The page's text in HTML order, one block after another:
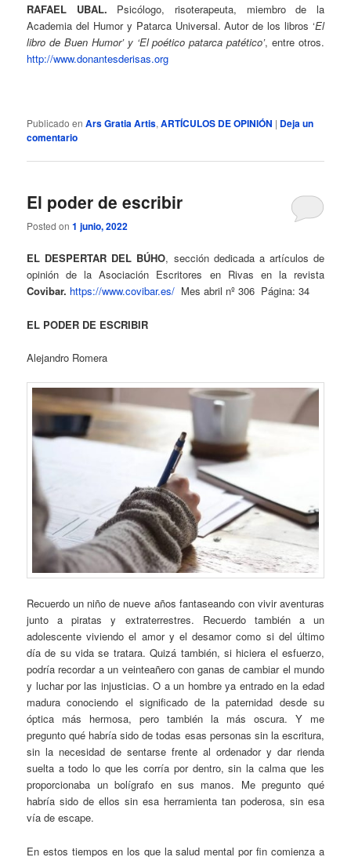
RAFAEL UBAL. Psicólogo, risoterapeuta, miembro de la
Academia del Humor y Patarca Universal. Autor de los libros ‘El
libro de Buen Humor’ y ‘El poético patarca patético’, entre otros.
http://www.donantesderisas.org
Publicado en Ars Gratia Artis,ARTÍCULOS DE OPINIÓN | Deja un
comentario
El poder de escribir
Posted on1 junio, 2022
EL DESPERTAR DEL BÚHO, sección dedicada a artículos de
opinión de la Asociación Escritores en Rivas en la revista
Covibar. https://www.covibar.es/ Mes abril nº 306 Página: 34
EL PODER DE ESCRIBIR
Alejandro Romera
Recuerdo un niño de nueve años fantaseando con vivir aventuras
junto a piratas y extraterrestres. Recuerdo también a un
adolescente viviendo el amor y el desamor como si del último
día de su vida se tratara. Quizá también, si hiciera el esfuerzo,
podría recordar a un veinteañero con ganas de cambiar el mundo
y luchar por las injusticias. O a un hombre ya entrado en la edad
madura conociendo el significado de la paternidad desde su
óptica más hermosa, pero también la más oscura. Y me
pregunto qué habría sido de todas esas personas sin la escritura,
sin la necesidad de sentarse frente al ordenador y dar rienda
suelta a todo lo que les corría por dentro, sin la calma que les
proporcionaba un bolígrafo en sus manos. Me pregunto qué
habría sido de ellos sin esa herramienta tan poderosa, sin esa
vía de escape.
En estos tiempos en los que la salud mental por fin comienza a